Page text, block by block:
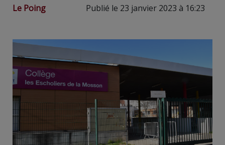
Le Poing Publié le 23 janvier 2023 à 16:23